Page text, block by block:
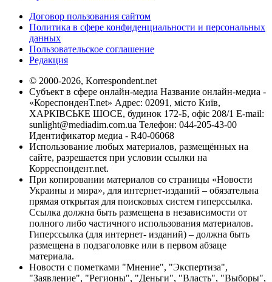
Договор пользования сайтом
Политика в сфере конфиденциальности и персональных
данных
Пользовательское соглашение
Редакция
© 2000-2026, Korrespondent.net
Субъект в сфере онлайн-медиа Название онлайн-медиа -
«КореспонденТ.net» Адрес: 02091, місто Київ,
ХАРКІВСЬКЕ ШОСЕ, будинок 172-Б, офіс 208/1 E-mail:
sunlight@mediadim.com.ua Телефон: 044-205-43-00
Идентификатор медиа - R40-06068
Использование любых материалов, размещённых на
сайте, разрешается при условии ссылки на
Корреспондент.net.
При копировании материалов со страницы «Новости
Украины и мира», для интернет-изданий – обязательна
прямая открытая для поисковых систем гиперссылка.
Ссылка должна быть размещена в независимости от
полного либо частичного использования материалов.
Гиперссылка (для интернет- изданий) – должна быть
размещена в подзаголовке или в первом абзаце
материала.
Новости с пометками "Мнение", "Экспертиза",
"Заявление", "Регионы", "Деньги", "Власть", "Выборы",